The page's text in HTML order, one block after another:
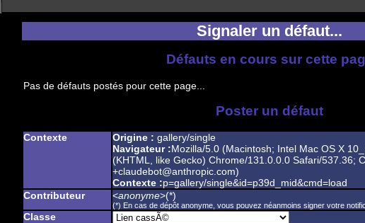
Signaler un défaut...
Défauts en cours sur cette
Pas de défauts postés pour cette page...
Poster un défaut
Contexte Origine : gallery/single
Navigateur :Mozilla/5.0 (Macintosh; Intel Mac OS X
(KHTML, like Gecko) Chrome/131.0.0.0 Safari/537.36;
+claudebot@anthropic.com)
Contexte :p=gallery/single&id=p39d_mid&cmd=load
Contributeur
<anonyme>(*)
(*) En cas de dépôt anonyme, vous pouvez néanmoins signer votre
Classe